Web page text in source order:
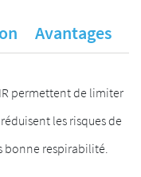
Avantages
permettent de limiter
les risques de
bonne respirabilité.